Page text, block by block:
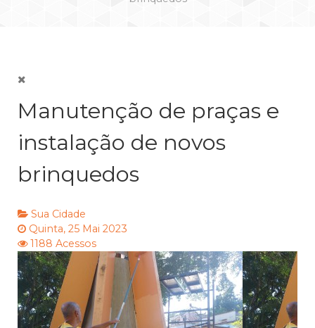
Manutenção de praças e
instalação de novos
brinquedos
Sua Cidade
Quinta, 25 Mai 2023
1188 Acessos